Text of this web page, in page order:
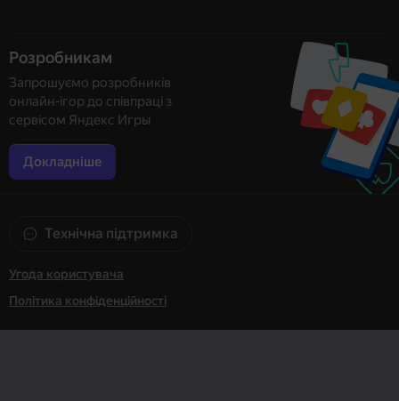
Розробникам
Запрошуємо розробників
онлайн-ігор до співпраці з
сервісом Яндекс Игры
Докладніше
Угода користувача
Політика конфіденційності
Технічна підтримка